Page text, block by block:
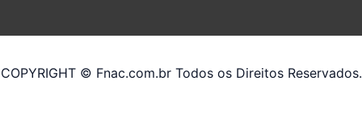
COPYRIGHT © Fnac.com.br Todos os Direitos Reservados.